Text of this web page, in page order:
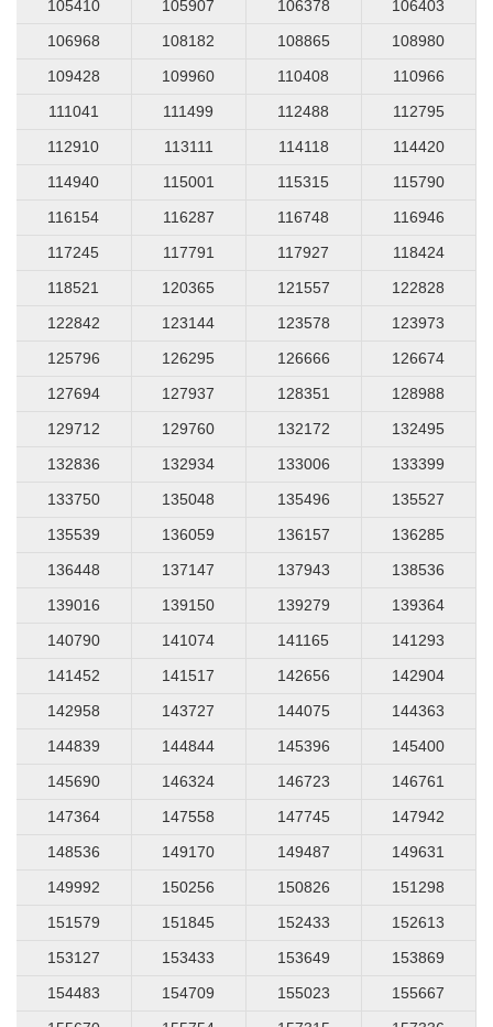
105410
105907 106378
106403
106968
108182 108865
108980
109428
109960 110408
110966
111041
111499 112488
112795
112910
113111 114118
114420
114940
115001 115315
115790
116154
116287 116748
116946
117245
117791 117927
118424
118521
120365 121557
122828
122842
123144 123578
123973
125796
126295 126666
126674
127694
127937 128351
128988
129712
129760 132172
132495
132836
132934 133006
133399
133750
135048 135496
135527
135539
136059 136157
136285
136448
137147 137943
138536
139016
139150 139279
139364
140790
141074 141165
141293
141452
141517 142656
142904
142958
143727 144075
144363
144839
144844 145396
145400
145690
146324 146723
146761
147364
147558 147745
147942
148536
149170 149487
149631
149992
150256 150826
151298
151579
151845 152433
152613
153127
153433 153649
153869
154483
154709 155023
155667